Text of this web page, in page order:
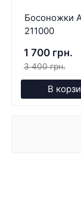
Босоножки
211000
1 700 грн.
3 400 грн.
В